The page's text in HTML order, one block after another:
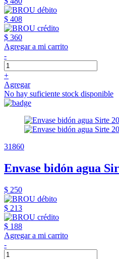
$ 408
$ 360
Agregar a mi carrito
-
+
Agregar
No hay suficiente stock disponible
31860
Envase bidón agua
$ 250
$ 213
$ 188
Agregar a mi carrito
-